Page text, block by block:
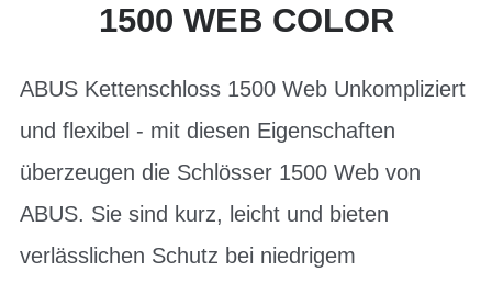
1500 WEB COLOR
ABUS Kettenschloss 1500 Web Unkompliziert
und flexibel - mit diesen Eigenschaften
überzeugen die Schlösser 1500 Web von
ABUS. Sie sind kurz, leicht und bieten
verlässlichen Schutz bei niedrigem